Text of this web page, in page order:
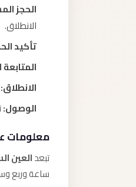
الحجز
الانطلاق.
تأكيد
الانطلاق:
الوصول:
معلومات
تبعدالعين
ساعة وربع